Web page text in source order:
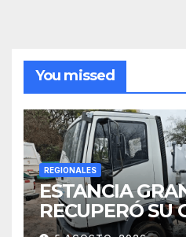
You missed
REGIONALES
ESTANCIA
RECUPERÓ SU
ATMOSFÉRICO